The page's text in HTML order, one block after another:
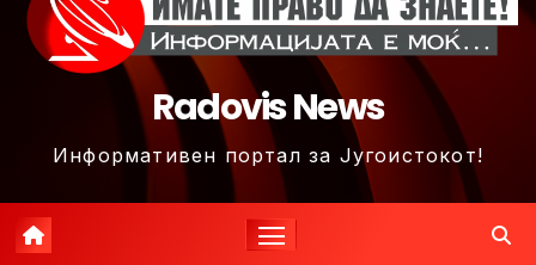
Radovis News
Информативен портал за Југоистокот!